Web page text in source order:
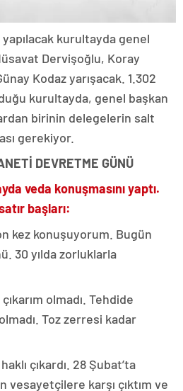
kurultayda genel
Dervişoğlu, Koray
Kodaz yarışacak. 1.302
kurultayda, genel başkan
birinin delegelerin salt
gerekiyor.
DEVRETME GÜNÜ
veda konuşmasını yaptı.
başları:
kez konuşuyorum. Bugün
30 yılda zorluklarla
olmadı. Tehdide
Toz zerresi kadar
çıkardı. 28 Şubat’ta
karşı çıktım ve